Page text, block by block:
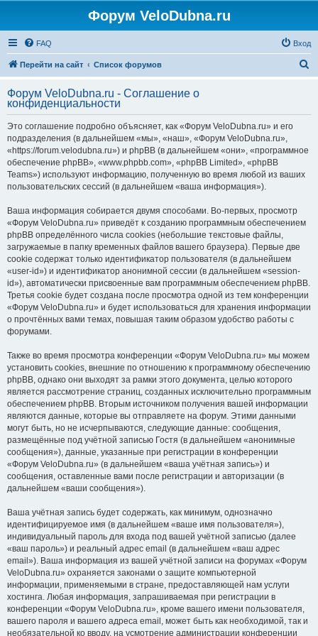
Форум VeloDubna.ru
FAQ Вход
Перейти на сайт Список форумов
с
Форум VeloDubna.ru - Соглашение о
конфиденциальности
Это соглашение подробно объясняет, как «Форум VeloDubna.ru» и его
подразделения (в дальнейшем «мы», «наш», «Форум VeloDubna.ru»,
«https://forum.velodubna.ru») и phpBB (в дальнейшем «они», «программное
обеспечение phpBB», «www.phpbb.com», «phpBB Limited», «phpBB
Teams») используют информацию, полученную во время любой из ваших
пользовательских сессий (в дальнейшем «ваша информация»).
Ваша информация собирается двумя способами. Во-первых, просмотр
«Форум VeloDubna.ru» приведёт к созданию программным обеспечением
phpBB определённого числа cookies (небольшие текстовые файлы,
загружаемые в папку временных файлов вашего браузера). Первые две
cookie содержат только идентификатор пользователя (в дальнейшем
«user-id») и идентификатор анонимной сессии (в дальнейшем «session-
id»), автоматически присвоенные вам программным обеспечением phpBB.
Третья cookie будет создана после просмотра одной из тем конференции
«Форум VeloDubna.ru» и будет использоваться для хранения информации
о прочтённых вами темах, повышая таким образом удобство работы с
форумами.
Также во время просмотра конференции «Форум VeloDubna.ru» мы можем
установить cookies, внешние по отношению к программному обеспечению
phpBB, однако они выходят за рамки этого документа, целью которого
является рассмотрение страниц, созданных исключительно программным
обеспечением phpBB. Вторым источником получения вашей информации
являются данные, которые вы отправляете на форум. Этими данными
могут быть, но не исчерпываются, следующие данные: сообщения,
размещённые под учётной записью Гостя (в дальнейшем «анонимные
сообщения»), данные, указанные при регистрации в конференции
«Форум VeloDubna.ru» (в дальнейшем «ваша учётная запись») и
сообщения, оставленные вами после регистрации и авторизации (в
дальнейшем «ваши сообщения»).
Ваша учётная запись будет содержать, как минимум, однозначно
идентифицируемое имя (в дальнейшем «ваше имя пользователя»),
индивидуальный пароль для входа под вашей учётной записью (далее
«ваш пароль») и реальный адрес email (в дальнейшем «ваш адрес
email»). Ваша информация из вашей учётной записи на форумах «Форум
VeloDubna.ru» охраняется законами о защите компьютерной
информации, применяемыми в стране, предоставляющей нам услуги
хостинга. Любая информация, запрашиваемая при регистрации в
конференции «Форум VeloDubna.ru», кроме вашего имени пользователя,
вашего пароля и вашего адреса email, может быть как необходимой, так и
необязательной ко вводу, на усмотрение администрации конференции